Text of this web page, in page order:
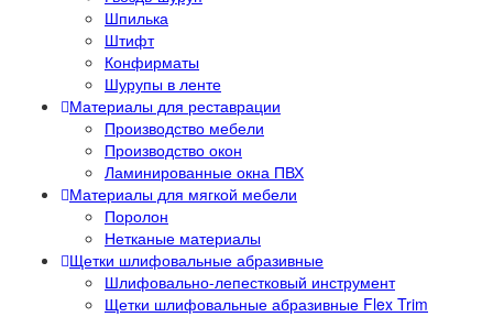
Шпилька
Штифт
Конфирматы
Шурупы в ленте
Материалы для реставрации
Производство мебели
Производство окон
Ламинированные окна ПВХ
Материалы для мягкой мебели
Поролон
Нетканые материалы
Щетки шлифовальные абразивные
Шлифовально-лепестковый инструмент
Щетки шлифовальные абразивные Flex Trim